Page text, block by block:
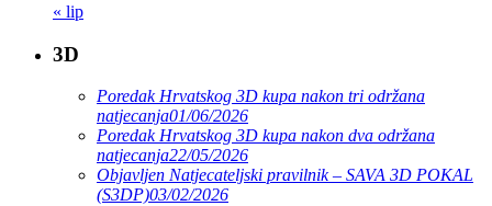
« lip
3D
Poredak Hrvatskog 3D kupa nakon tri održana
natjecanja01/06/2026
Poredak Hrvatskog 3D kupa nakon dva održana
natjecanja22/05/2026
Objavljen Natjecateljski pravilnik – SAVA 3D POKAL
(S3DP)03/02/2026